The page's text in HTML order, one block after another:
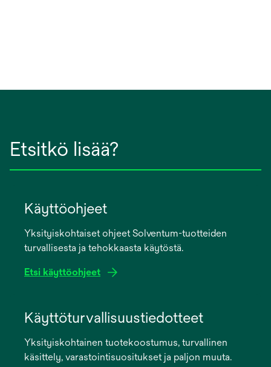
Etsitkö lisää?
Käyttöohjeet
Yksityiskohtaiset ohjeet Solventum-tuotteiden
turvallisesta ja tehokkaasta käytöstä.
Etsi käyttöohjeet
new
Käyttöturvallisuustiedotteet
Yksityiskohtainen tuotekoostumus, turvallinen
käsittely, varastointisuositukset ja paljon muuta.